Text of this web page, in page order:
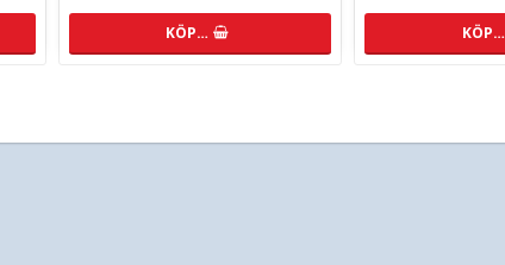
KÖP… KÖP…